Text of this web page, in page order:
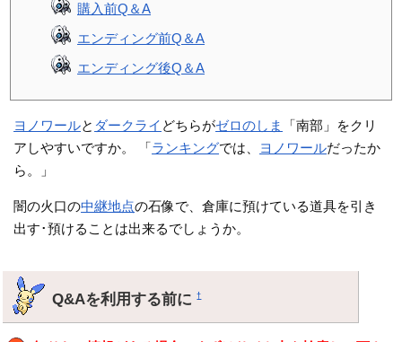
購入前Q＆A
エンディング前Q＆A
エンディング後Q＆A
ヨノワールと ダークライ どちらがゼロのしま
「南部」をクリ
アしやすいですか。 「ランキングでは、 ヨノワールだったか
ら。」
闇の火口の中継地点の石像で、倉庫に預けている道具を引き
出す･預けることは出来るでしょうか。
Q&Aを利用する前に†